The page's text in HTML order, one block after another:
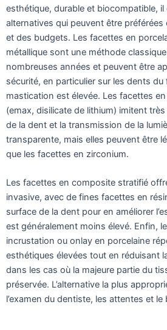
esthétique, durable et biocompatible, il
alternatives qui peuvent être
et des budgets. Les facettes en
métallique sont une méthode
nombreuses années et peuvent être
sécurité, en particulier sur les dents
mastication est élevée. Les facettes
(emax, disilicate de lithium) imitent
de la dent et la transmission de la
transparente, mais elles peuvent être
que les facettes en zirconium.
Les facettes en composite stratifié
invasive, avec de fines facettes en
surface de la dent pour en améliorer
est généralement moins élevé. Enfin,
incrustation ou onlay en porcelaine
esthétiques élevées tout en réduisant
dans les cas où la majeure partie du
préservée. L’alternative la plus
l’examen du dentiste, les attentes et